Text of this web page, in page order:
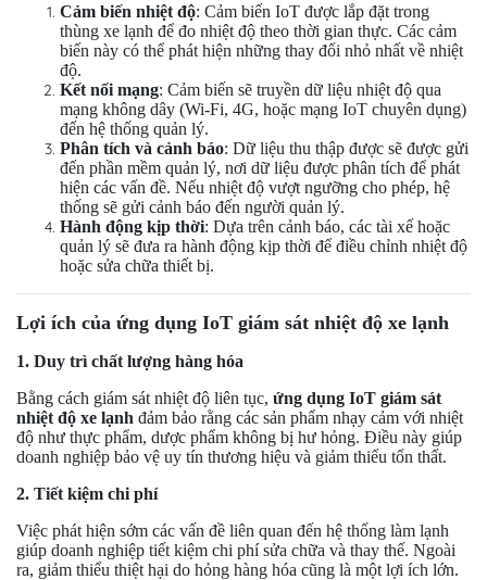
Cảm biến nhiệt độ: Cảm biến IoT được lắp đặt trong
thùng xe lạnh để đo nhiệt độ theo thời gian thực. Các cảm
biến này có thể phát hiện những thay đổi nhỏ nhất về nhiệt
độ.
Kết nối mạng: Cảm biến sẽ truyền dữ liệu nhiệt độ qua
mạng không dây (Wi-Fi, 4G, hoặc mạng IoT chuyên dụng)
đến hệ thống quản lý.
Phân tích và cảnh báo: Dữ liệu thu thập được sẽ được gửi
đến phần mềm quản lý, nơi dữ liệu được phân tích để phát
hiện các vấn đề. Nếu nhiệt độ vượt ngưỡng cho phép, hệ
thống sẽ gửi cảnh báo đến người quản lý.
Hành động kịp thời: Dựa trên cảnh báo, các tài xế hoặc
quản lý sẽ đưa ra hành động kịp thời để điều chỉnh nhiệt độ
hoặc sửa chữa thiết bị.
Lợi ích của ứng dụng IoT giám sát nhiệt độ xe lạnh
1. Duy trì chất lượng hàng hóa
Bằng cách giám sát nhiệt độ liên tục, ứng dụng IoT giám sát
nhiệt độ xe lạnh đảm bảo rằng các sản phẩm nhạy cảm với nhiệt
độ như thực phẩm, dược phẩm không bị hư hỏng. Điều này giúp
doanh nghiệp bảo vệ uy tín thương hiệu và giảm thiểu tổn thất.
2. Tiết kiệm chi phí
Việc phát hiện sớm các vấn đề liên quan đến hệ thống làm lạnh
giúp doanh nghiệp tiết kiệm chi phí sửa chữa và thay thế. Ngoài
ra, giảm thiểu thiệt hại do hỏng hàng hóa cũng là một lợi ích lớn.